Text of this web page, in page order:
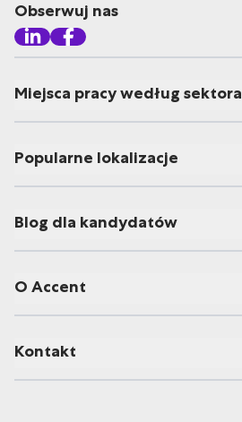
Obserwuj nas
Miejsca pracy według sektora
Popularne lokalizacje
Blog dla kandydatów
O Accent
Kontakt